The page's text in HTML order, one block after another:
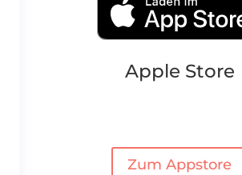
Apple Store
Zum Appstore